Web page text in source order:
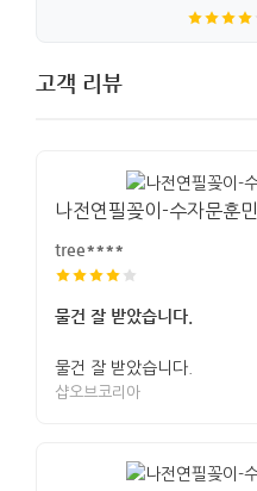
고객 리뷰
나전연필꽂이-수자문훈민
tree****
물건 잘 받았습니다.
물건 잘 받았습니다.
샵오브코리아